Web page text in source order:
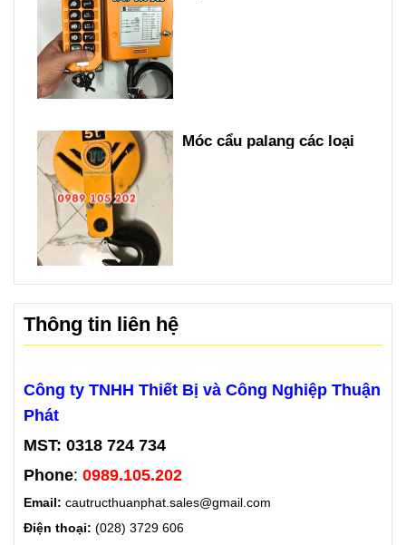
Móc cẩu palang các loại
Thông tin liên hệ
Công ty TNHH Thiết Bị và Công Nghiệp Thuận
Phát
MST: 0318 724 734
Phone: 0989.105.202
Email: cautructhuanphat.sales@gmail.com
Điện thoại: (028) 3729 606